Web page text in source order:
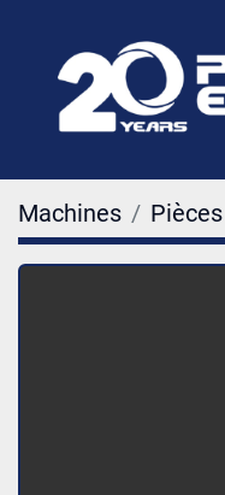
Machines